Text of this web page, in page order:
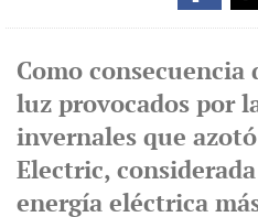
Como consecuencia
luz provocados por
invernales que
Electric,
energía eléctrica